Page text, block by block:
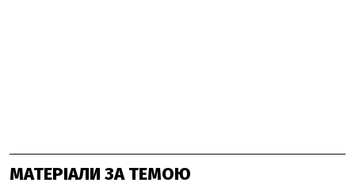
МАТЕРІАЛИ ЗА ТЕМОЮ